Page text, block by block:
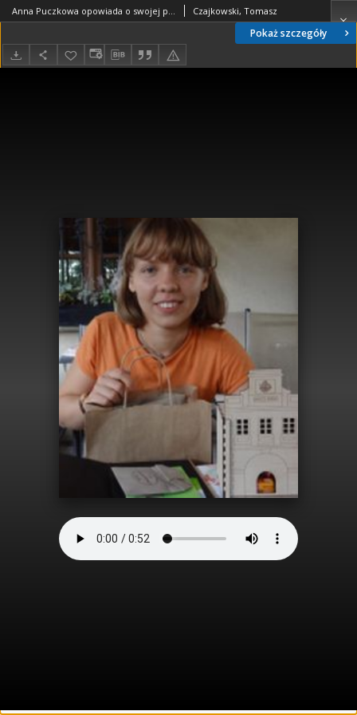
Pokaż szczegóły
Anna Puczkowa opowiada o swojej pracy w Ośrodku „Brama Grodzka-Teatr NN” Czajkowski, Tomasz